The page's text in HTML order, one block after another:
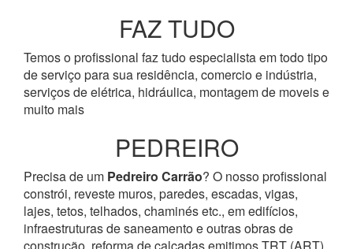
FAZ TUDO
Temos o profissional faz tudo especialista em todo tipo
de serviço para sua residência, comercio e indústria,
serviços de elétrica, hidráulica, montagem de moveis e
muito mais
PEDREIRO
Precisa de um Pedreiro Carrão? O nosso profissional
constrói, reveste muros, paredes, escadas, vigas,
lajes, tetos, telhados, chaminés etc., em edifícios,
infraestruturas de saneamento e outras obras de